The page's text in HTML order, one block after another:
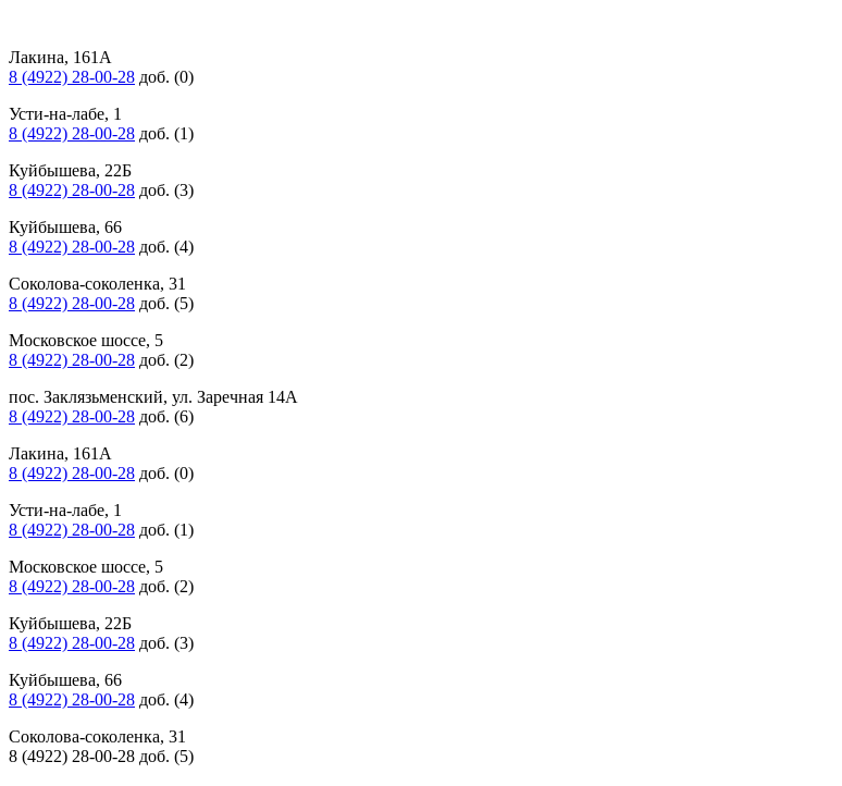
Лакина, 161А
8 (4922) 28-00-28 доб. (0)
Усти-на-лабе, 1
8 (4922) 28-00-28 доб. (1)
Куйбышева, 22Б
8 (4922) 28-00-28 доб. (3)
Куйбышева, 66
8 (4922) 28-00-28 доб. (4)
Соколова-соколенка, 31
8 (4922) 28-00-28 доб. (5)
Московское шоссе, 5
8 (4922) 28-00-28 доб. (2)
пос. Заклязьменский, ул. Заречная 14А
8 (4922) 28-00-28 доб. (6)
Лакина, 161А
8 (4922) 28-00-28 доб. (0)
Усти-на-лабе, 1
8 (4922) 28-00-28 доб. (1)
Московское шоссе, 5
8 (4922) 28-00-28 доб. (2)
Куйбышева, 22Б
8 (4922) 28-00-28 доб. (3)
Куйбышева, 66
8 (4922) 28-00-28 доб. (4)
Соколова-соколенка, 31
8 (4922) 28-00-28 доб. (5)